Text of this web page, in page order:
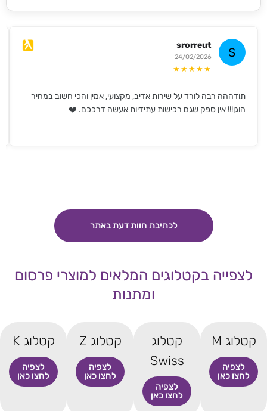
srorreut
24/02/2026
★★★★★
תודההה רבה לורד על שירות אדיב, מקצועי, אמין והכי חשוב במחיר
הוגן!!! אין ספק שגם רכישות עתידיות אעשה דרככם. ❤️
לכתיבת חוות דעת באתר
לצפייה בקטלוגים המלאים למוצרי פרסום
ומתנות
קטלוג M
לצפיה
לחצו כאן
קטלוג
Swiss
לצפיה
לחצו כאן
קטלוג Z
לצפיה
לחצו כאן
קטלוג K
לצפיה
לחצו כאן